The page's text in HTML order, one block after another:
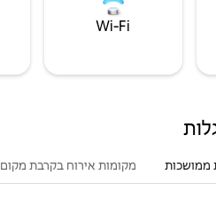
Wi‑Fi
ממושכות מקומות אירוח בקרבת מקום